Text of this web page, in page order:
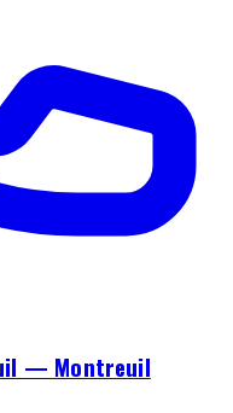
— Montreuil